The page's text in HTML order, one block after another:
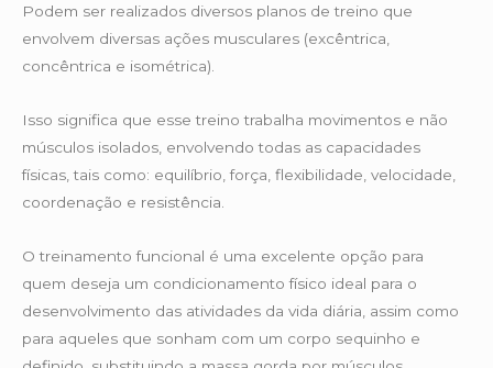
Podem ser realizados diversos planos de treino que
envolvem diversas ações musculares (excêntrica,
concêntrica e isométrica).
Isso significa que esse treino trabalha movimentos e não
músculos isolados, envolvendo todas as capacidades
físicas, tais como: equilíbrio, força, flexibilidade, velocidade,
coordenação e resistência.
O treinamento funcional é uma excelente opção para
quem deseja um condicionamento físico ideal para o
desenvolvimento das atividades da vida diária, assim como
para aqueles que sonham com um corpo sequinho e